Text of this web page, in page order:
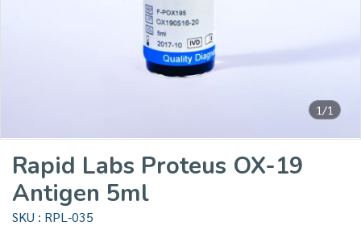
1/1
Rapid Labs Proteus OX-19
Antigen 5ml
SKU : RPL-035